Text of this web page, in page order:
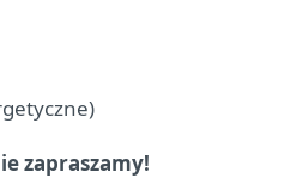
zapraszamy!